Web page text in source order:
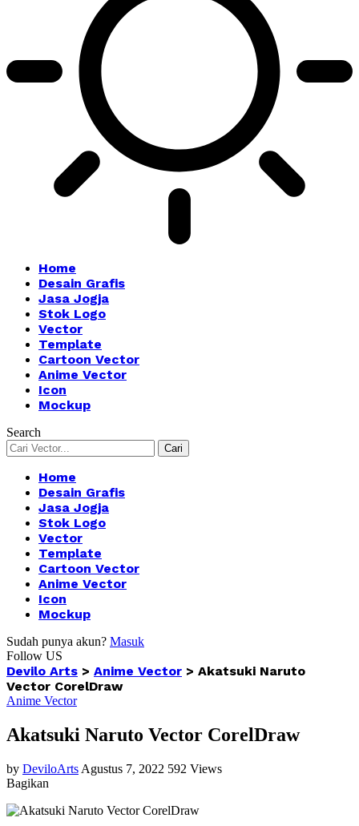
Home
Desain Grafis
Jasa Jogja
Stok Logo
Vector
Template
Cartoon Vector
Anime Vector
Icon
Mockup
Search
Home
Desain Grafis
Jasa Jogja
Stok Logo
Vector
Template
Cartoon Vector
Anime Vector
Icon
Mockup
Sudah punya akun? Masuk
Follow US
Devilo Arts > Anime Vector > Akatsuki Naruto
Vector CorelDraw
Anime Vector
Akatsuki Naruto Vector CorelDraw
by DeviloArts Agustus 7, 2022 592 Views
Bagikan